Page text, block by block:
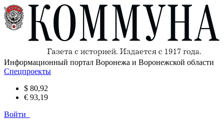
Информационный портал Воронежа и Воронежской области
Спецпроекты
$ 80,92
€ 93,19
Войти